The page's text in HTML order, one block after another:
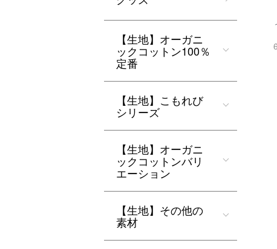
【生地】オーガニ
ックコットン100％
定番
【生地】こもれび
シリーズ
【生地】オーガニ
ックコットンバリ
エーション
【生地】その他の
素材